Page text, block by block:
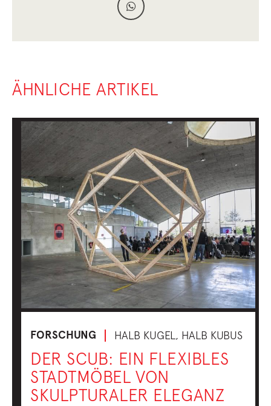
ÄHNLICHE ARTIKEL
FORSCHUNG HALB KUGEL, HALB KUBUS
DER SCUB: EIN FLEXIBLES
STADTMÖBEL VON
SKULPTURALER ELEGANZ